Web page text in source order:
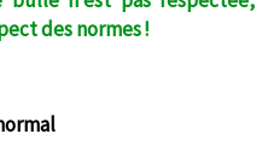
des normes !